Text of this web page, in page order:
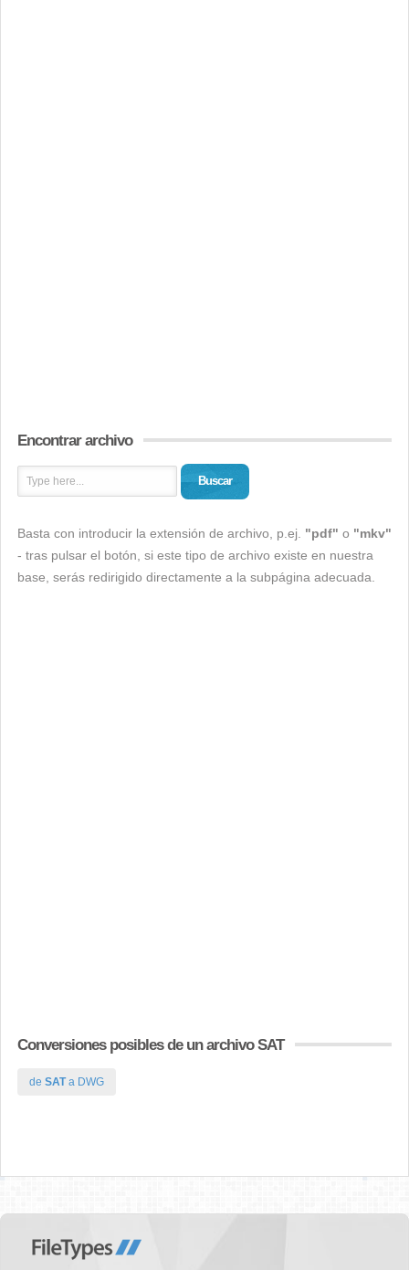
Encontrar archivo
Buscar
Basta con introducir la extensión de archivo, p.ej. "pdf" o "mkv"
- tras pulsar el botón, si este tipo de archivo existe en nuestra
base, serás redirigido directamente a la subpágina adecuada.
Conversiones posibles de un archivo SAT
de SATa DWG